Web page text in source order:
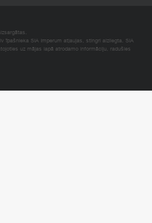
īpašnieka SIA Imperum atļaujas, stingri aizliegta. SIA
uz mājas lapā atrodamo informāciju, radušies